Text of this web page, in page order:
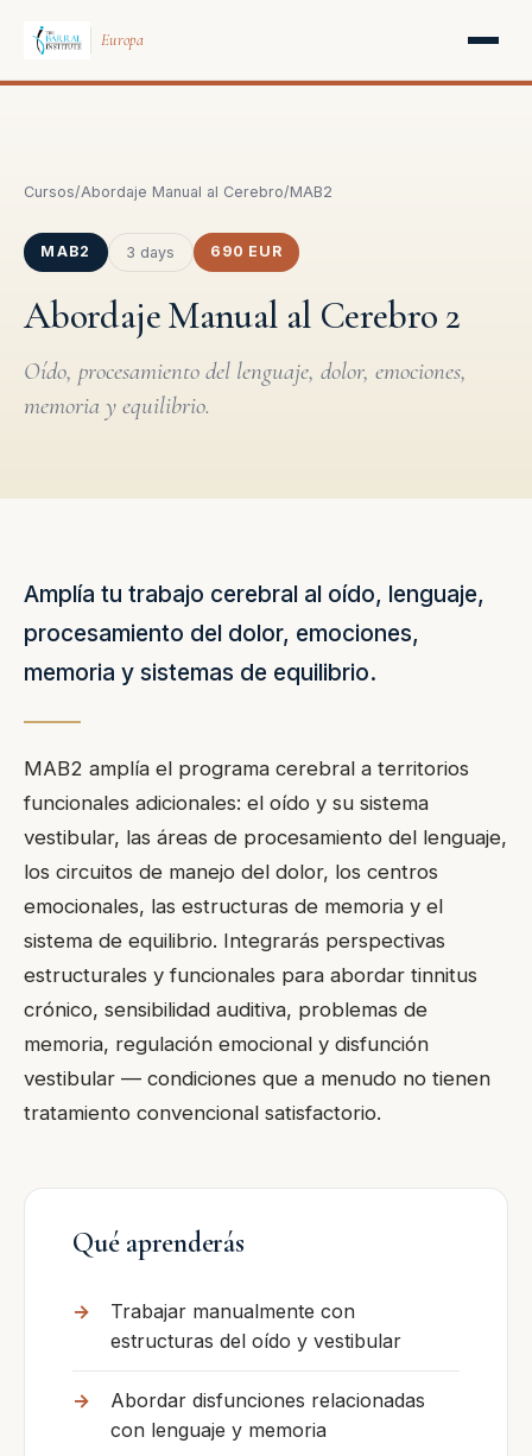
Europa
Cursos/Abordaje Manual al Cerebro/MAB2
MAB2 3 days 690 EUR
Abordaje Manual al Cerebro 2
Oído, procesamiento del lenguaje, dolor, emociones,
memoria y equilibrio.
Amplía tu trabajo cerebral al oído, lenguaje,
procesamiento del dolor, emociones,
memoria y sistemas de equilibrio.
MAB2 amplía el programa cerebral a territorios
funcionales adicionales: el oído y su sistema
vestibular, las áreas de procesamiento del lenguaje,
los circuitos de manejo del dolor, los centros
emocionales, las estructuras de memoria y el
sistema de equilibrio. Integrarás perspectivas
estructurales y funcionales para abordar tinnitus
crónico, sensibilidad auditiva, problemas de
memoria, regulación emocional y disfunción
vestibular — condiciones que a menudo no tienen
tratamiento convencional satisfactorio.
Qué aprenderás
Trabajar manualmente con
estructuras del oído y vestibular
Abordar disfunciones relacionadas
con lenguaje y memoria